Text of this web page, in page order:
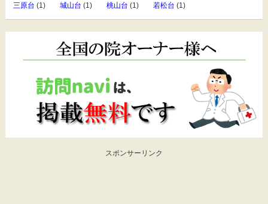
三原台 (1) 城山台 (1) 桃山台 (1) 若松台 (1)
スポンサーリンク